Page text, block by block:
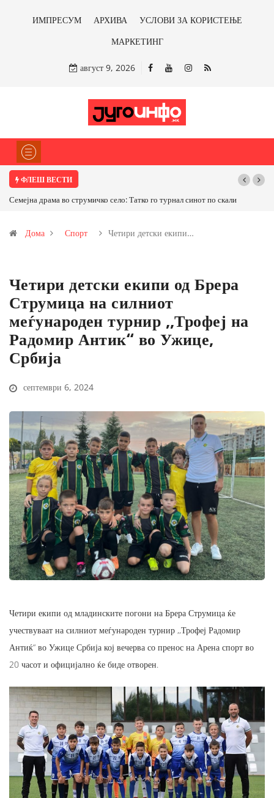
ИМПРЕСУМ АРХИВА
УСЛОВИ ЗА КОРИСТЕЊЕ
МАРКЕТИНГ
август 9, 2026
ФЛЕШ ВЕСТИ
ТРАМП НАРЕДИ ВОЈСКАТА ДА КОРИСТИ МЕТАЛИ САМО ОД
бакарот од Иловица и со антимонот?
Дома Спорт Четири детски екипи…
Четири детски екипи од Брера
Струмица на силниот
меѓународен турнир ,,Трофеј на
Радомир Антик“ во Ужице,
Србија
септември 6, 2024
Четири екипи од младинските погони на Брера Струмица ќе
учествуваат на силниот меѓународен турнир ,,Трофеј Радомир
Антиќ“ во Ужице Србија кој вечерва со пренос на Арена спорт во
20 часот и официјално ќе биде отворен.